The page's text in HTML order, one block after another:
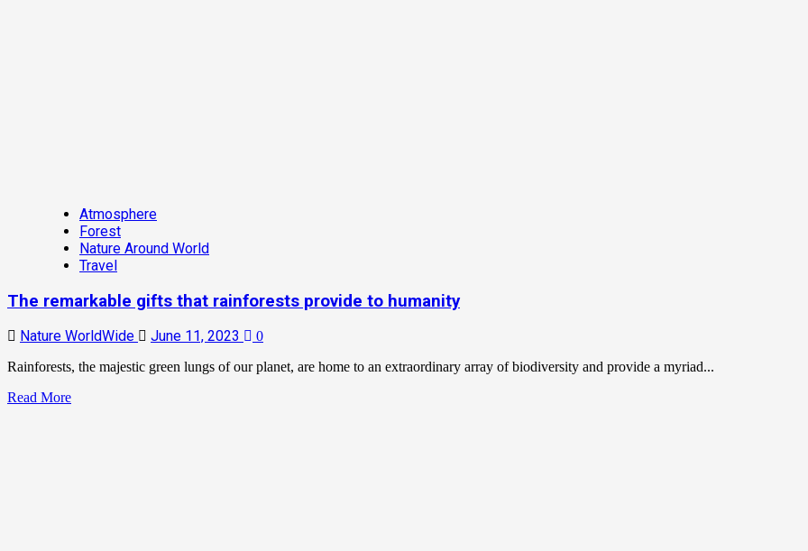
Atmosphere
Forest
Nature Around World
Travel
The remarkable gifts that rainforests provide to humanity
Nature WorldWide June 11, 2023
0
Rainforests, the majestic green lungs of our planet, are home to an extraordinary array of biodiversity and provide a myriad...
Read More